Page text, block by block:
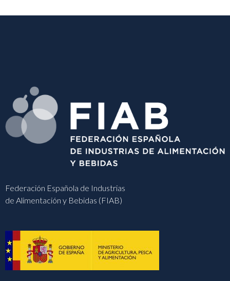
Federación Española de Industrias
de Alimentación y Bebidas (FIAB)